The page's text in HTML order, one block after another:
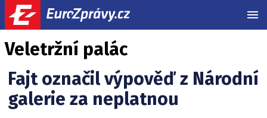
Veletržní palác
Fajt označil výpověď z Národní
galerie za neplatnou